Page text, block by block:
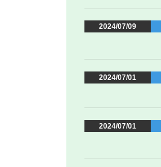
2024/07/09
2024/07/01
2024/07/01